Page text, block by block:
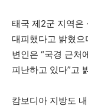
태국 제2군 지역은
대피했다고 밝혔
변인은 “국경 근처
피난하고 있다”고
캄보디아 지방도